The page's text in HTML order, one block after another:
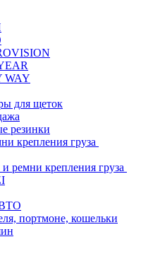
WAY
для щеток
резинки
крепления груза
ремни крепления груза
портмоне, кошельки